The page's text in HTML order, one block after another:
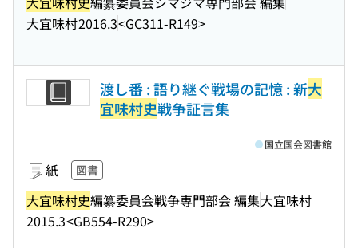
大宜味村2016.3<GC311-R149>
渡し番 : 語り継ぐ戦場の記憶 : 新大
宜味村史戦争証言集
紙 図書
大宜味村史編纂委員会戦争専門部会 編集大宜味村
2015.3<GB554-R290>
国立国会図書館